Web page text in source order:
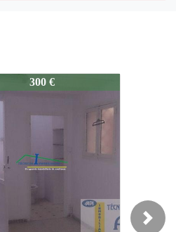
300 €
Next